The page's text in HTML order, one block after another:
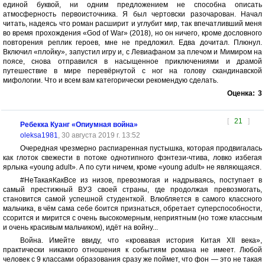
единой буквой, ни одним предложением не способна описать
атмосферность первоисточника. Я был чертовски разочарован. Начал
читать, надеясь что роман расширит и углубит мир, так впечатливший меня
во время прохождения «God of War» (2018), но он ничего, кроме дословного
повторения реплик героев, мне не предложил. Едва дочитал. Плюнул.
Включил «плойку», запустил игру и, с Левиафаном за плечом и Мимиром на
поясе, снова отправился в насыщенное приключениями и драмой
путешествие в мире перевёрнутой с ног на голову скандинавской
мифологии. Что и всем вам категорически рекомендую сделать.
Оценка: 3
[ 21 ]
Ребекка Куанг «Опиумная война»
oleksa1981, 30 августа 2019 г. 13:52
Очередная чрезмерно распиаренная пустышка, которая продвигалась
как глоток свежести в потоке однотипного фэнтези-чтива, ловко избегая
ярлыка «young adult». А по сути ничем, кроме «young adult» не являющаяся.
#НеТакаяКакВсе из низов, превозмогая и надрываясь, поступает в
самый престижный ВУЗ своей страны, где продолжая превозмогать,
становится самой успешной студенткой. Влюбляется в самого классного
мальчика, в чём сама себе боится признаться, обретает суперспособности,
ссорится и мирится с очень высокомерным, неприятным (но тоже классным
и очень красивым мальчиком), идёт на войну...
Война. Имейте ввиду, что «кровавая история Китая ХII века»,
практически никакого отношения к событиям романа не имеет. Любой
человек с 9 классами образования сразу же поймет, что фон — это не такая